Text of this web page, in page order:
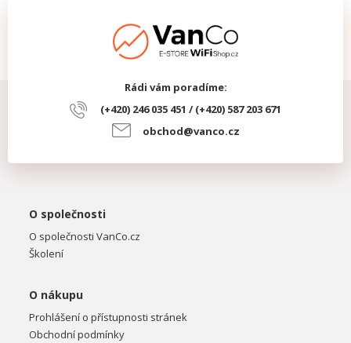
Rádi vám poradíme:
(+420) 246 035 451 / (+420) 587 203 671
obchod@vanco.cz
O společnosti
O společnosti VanCo.cz
Školení
O nákupu
Prohlášení o přístupnosti stránek
Obchodní podmínky